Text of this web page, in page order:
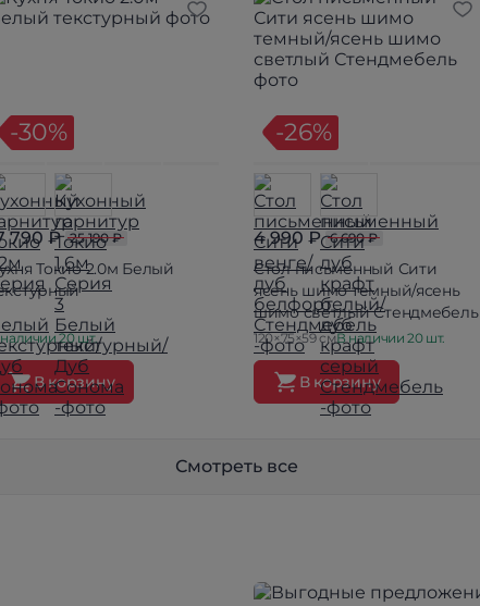
-30%
790 ₽ 25 190 ₽
Токио 2.0м Белый
20 шт.
В корзину
-26%
4 990 ₽ 6 690 ₽
Стол письменный Сити
ясень шимо темный/ясень
шимо светлый Стендмебель
120×75×59 смВ наличии 20 шт.
В корзину
Смотреть все